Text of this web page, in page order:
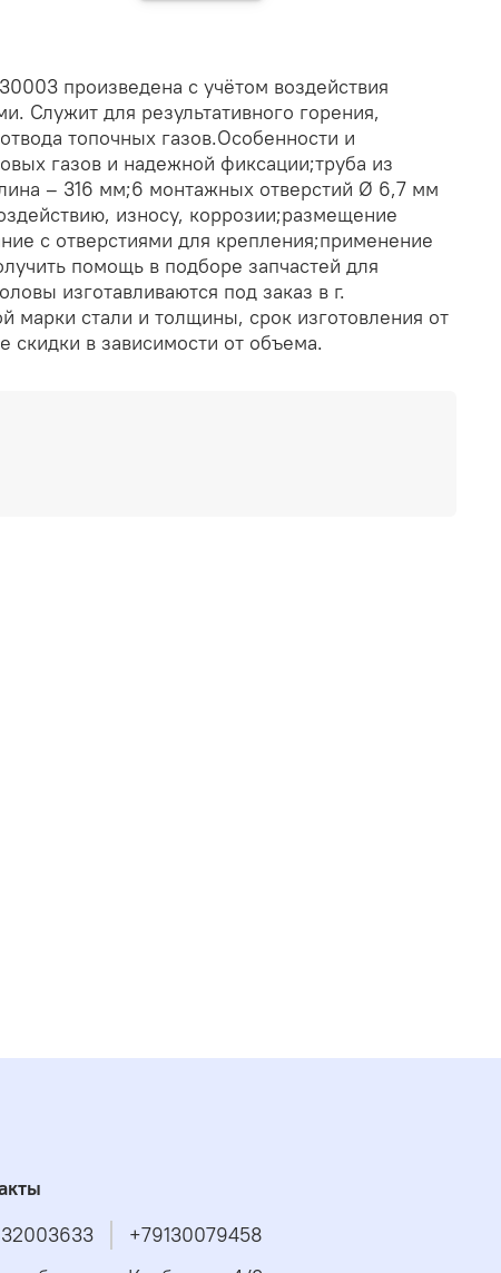
произведена с учётом воздействия
Служит для результативного горения,
топочных газов.Особенности и
газов и надежной фиксации;труба из
– 316 мм;6 монтажных отверстий Ø 6,7 мм
износу, коррозии;размещение
с отверстиями для крепления;применение
помощь в подборе запчастей для
изготавливаются под заказ в г.
стали и толщины, срок изготовления от
в зависимости от объема.
+79130079458